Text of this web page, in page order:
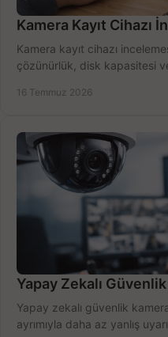
Kamera Kayıt Cihazı
Kamera kayıt cihazı
çözünürlük, disk kapasitesi
16 Temmuz 2026
Yapay Zekalı
Yapay zekalı güvenlik
ayrımıyla daha az yanlış